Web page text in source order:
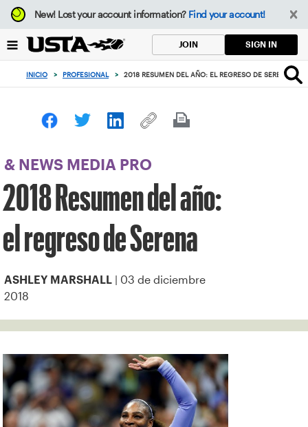
Enfoque
desde
botón
volver
principio
New!Lost your account information? Find your account!
JOIN SIGN IN
INICIO > PROFESIONAL > 2018 RESUMEN DEL AÑO: EL REGRESO DE SERENA
& NEWS MEDIA PRO
2018 Resumen del año:
el regreso de Serena
ASHLEY MARSHALL
| 03 de diciembre
2018